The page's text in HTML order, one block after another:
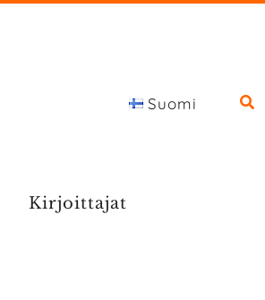
Suomi
Kirjoittajat